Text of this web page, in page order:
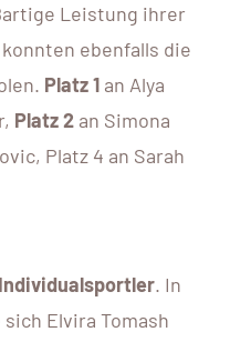
Leistung ihrer
ebenfalls die
Platz 1 an Alya
Platz 2 an Simona
Platz 4 an Sarah
Individualsportler. In
Elvira Tomash